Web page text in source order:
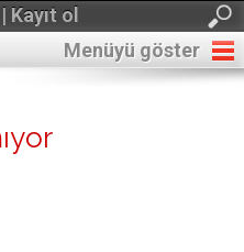
Kayıt ol
Menüyü göster